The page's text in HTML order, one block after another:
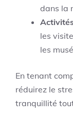
dans la
les
les
En tenant
réduirez le
tranquillité